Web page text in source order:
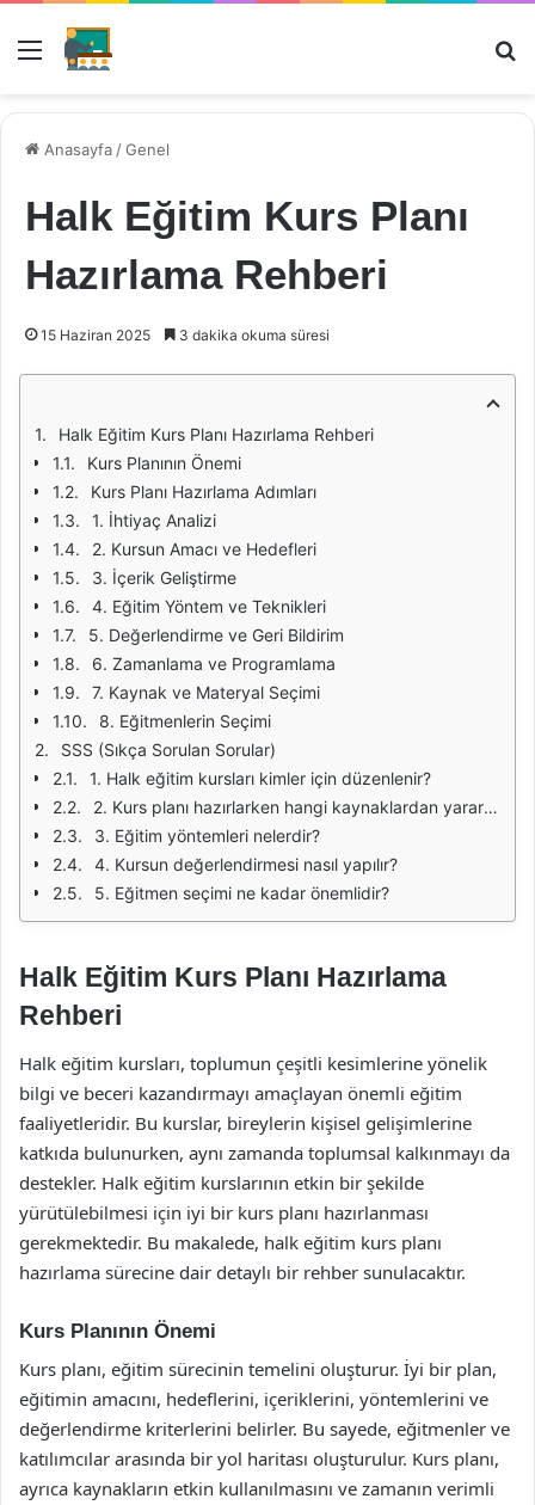
Menü
Anasayfa /Genel
Halk Eğitim Kurs Planı
Hazırlama Rehberi
15 Haziran 2025 3 dakika okuma süresi
Halk Eğitim Kurs Planı Hazırlama Rehberi
Kurs Planının Önemi
Kurs Planı Hazırlama Adımları
1. İhtiyaç Analizi
2. Kursun Amacı ve Hedefleri
3. İçerik Geliştirme
4. Eğitim Yöntem ve Teknikleri
5. Değerlendirme ve Geri Bildirim
6. Zamanlama ve Programlama
7. Kaynak ve Materyal Seçimi
8. Eğitmenlerin Seçimi
SSS (Sıkça Sorulan Sorular)
1. Halk eğitim kursları kimler için düzenlenir?
2. Kurs planı hazırlarken hangi kaynaklardan yararlanabilirim?
3. Eğitim yöntemleri nelerdir?
4. Kursun değerlendirmesi nasıl yapılır?
5. Eğitmen seçimi ne kadar önemlidir?
Halk Eğitim Kurs Planı Hazırlama
Rehberi
Halk eğitim kursları, toplumun çeşitli kesimlerine yönelik
bilgi ve beceri kazandırmayı amaçlayan önemli eğitim
faaliyetleridir. Bu kurslar, bireylerin kişisel gelişimlerine
katkıda bulunurken, aynı zamanda toplumsal kalkınmayı da
destekler. Halk eğitim kurslarının etkin bir şekilde
yürütülebilmesi için iyi bir kurs planı hazırlanması
gerekmektedir. Bu makalede, halk eğitim kurs planı
hazırlama sürecine dair detaylı bir rehber sunulacaktır.
Kurs Planının Önemi
Kurs planı, eğitim sürecinin temelini oluşturur. İyi bir plan,
eğitimin amacını, hedeflerini, içeriklerini, yöntemlerini ve
değerlendirme kriterlerini belirler. Bu sayede, eğitmenler ve
katılımcılar arasında bir yol haritası oluşturulur. Kurs planı,
ayrıca kaynakların etkin kullanılmasını ve zamanın verimli